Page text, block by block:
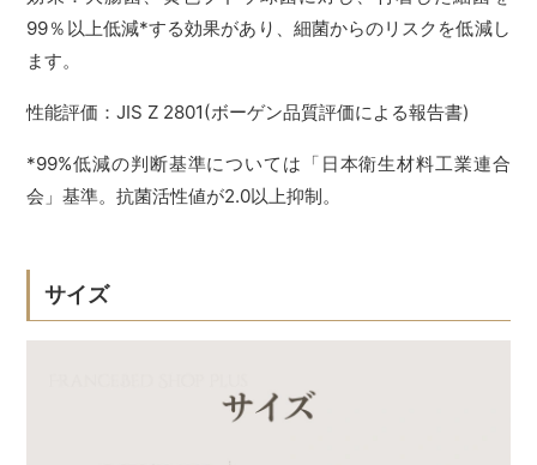
99％以上低減*する効果があり、細菌からのリスクを低減し
ます。
性能評価：JIS Z 2801(ボーゲン品質評価による報告書)
*99%低減の判断基準については「日本衛生材料工業連合
会」基準。抗菌活性値が2.0以上抑制。
サイズ